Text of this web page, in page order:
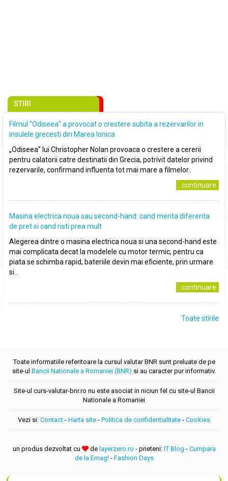
STIRI
Filmul "Odiseea" a provocat o crestere subita a rezervarilor in
insulele grecesti din Marea Ionica
„Odiseea” lui Christopher Nolan provoaca o crestere a cererii
pentru calatorii catre destinatii din Grecia, potrivit datelor privind
rezervarile, confirmand influenta tot mai mare a filmelor..
..continuare
Masina electrica noua sau second-hand: cand merita diferenta
de pret si cand risti prea mult
Alegerea dintre o masina electrica noua si una second-hand este
mai complicata decat la modelele cu motor termic, pentru ca
piata se schimba rapid, bateriile devin mai eficiente, prin urmare
si..
..continuare
Toate stirile
Toate informatiile referitoare la cursul valutar BNR sunt preluate de pe
site-ul Bancii Nationale a Romaniei (BNR) si au caracter pur informativ.
Site-ul curs-valutar-bnr.ro nu este asociat in niciun fel cu site-ul Bancii
Nationale a Romaniei
Vezi si: Contact - Harta site - Politica de confidentialitate - Cookies
un produs dezvoltat cu de layerzero.ro - prieteni: IT Blog - Cumpara
de la Emag!- Fashion Days